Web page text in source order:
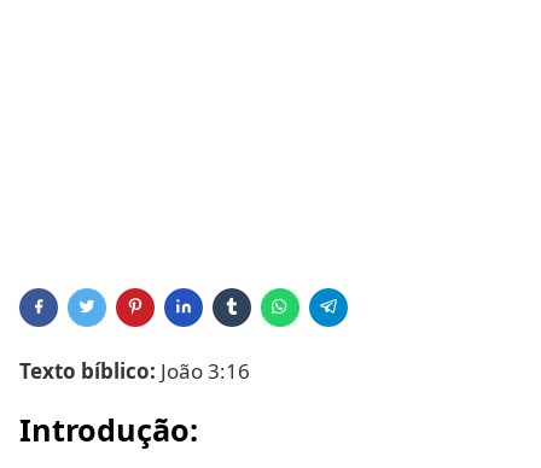
Texto bíblico: João 3:16
Introdução: